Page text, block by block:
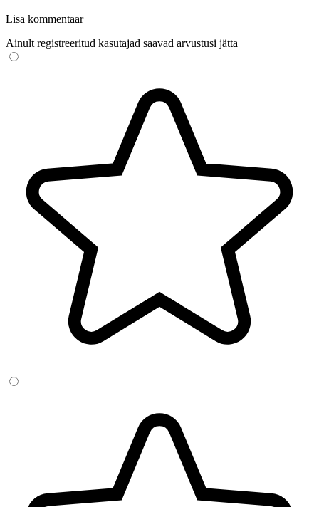
Lisa kommentaar
Ainult registreeritud kasutajad saavad arvustusi jätta